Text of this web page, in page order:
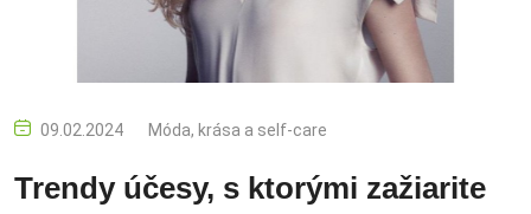
09.02.2024 Móda, krása a self-care
Trendy účesy, s ktorými zažiarite